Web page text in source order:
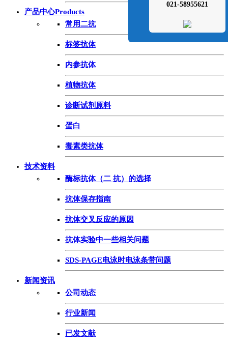
产品中心Products
常用二抗
标签抗体
内参抗体
植物抗体
诊断试剂原料
蛋白
毒素类抗体
技术资料
酶标抗体（二 抗）的选择
抗体保存指南
抗体交叉反应的原因
抗体实验中一些相关问题
SDS-PAGE电泳时电泳条带问题
新闻资讯
公司动态
行业新闻
已发文献
021-58955621